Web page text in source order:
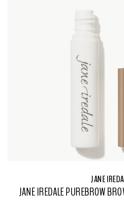
JANE
JANE IREDALE PUREBROW